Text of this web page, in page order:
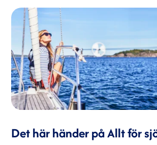
Det här händer på Allt för